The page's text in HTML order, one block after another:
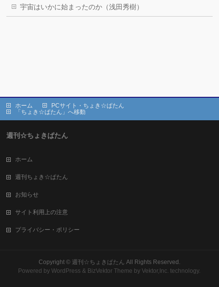
宇宙はいかに始まったのか（浅田秀樹）
ホーム
PCサイト・ちょき☆ぱたん
「ちょき☆ぱたん」へ移動
週刊☆ちょきぱたん
ホーム
週刊ちょき☆ぱたん
お知らせ
サイト利用上の注意
プライバシー・ポリシー
Copyright © 週刊☆ちょきぱたん All Rights Reserved.
Powered byWordPress & BizVektor Theme by Vektor,Inc. technology.